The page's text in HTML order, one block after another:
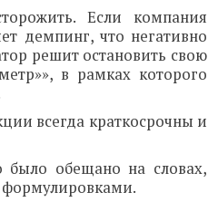
Если компания
демпинг, что негативно
решит остановить свою
в рамках которого
всегда краткосрочны и
было обещано на словах,
формулировками.